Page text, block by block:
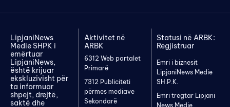
LipjaniNews
Medie SHPK i
emërtuar
LipjaniNews,
është krijuar
ekskluzivisht për
ta informuar
shpejt, drejtë,
saktë dhe
Aktivitet në
ARBK
6312 Web portalet
Primarë
7312 Publiciteti
përmes mediave
Sekondarë
Statusi në ARBK:
Regjistruar
Emri i biznesit
LipjaniNews Medie
SH.P.K.
Emri tregtar Lipjani
News Medie